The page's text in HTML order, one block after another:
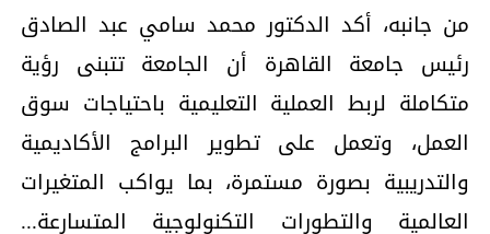
من جانبه، أكد الدكتور محمد سامي عبد الصادق
رئيس جامعة القاهرة أن الجامعة تتبنى رؤية
متكاملة لربط العملية التعليمية باحتياجات سوق
العمل، وتعمل على تطوير البرامج الأكاديمية
والتدريبية بصورة مستمرة، بما يواكب المتغيرات
العالمية والتطورات التكنولوجية المتسارعة...